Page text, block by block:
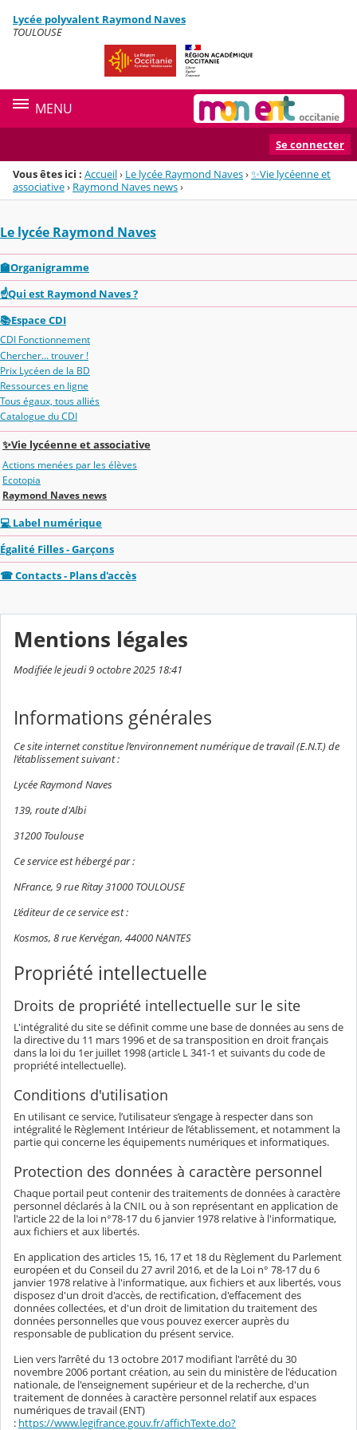
Menu de la rubrique
Contenu
Lycée polyvalent Raymond Naves
TOULOUSE
MENU
Se connecter
Vous êtes ici : Accueil› Le lycée Raymond Naves›✨Vie lycéenne et
associative› Raymond Naves news›
Le lycée Raymond Naves
🏫Organigramme
☝️Qui est Raymond Naves ?
📚Espace CDI
CDI Fonctionnement
Chercher... trouver !
Prix Lycéen de la BD
Ressources en ligne
Tous égaux, tous alliés
Catalogue du CDI
✨Vie lycéenne et associative
Actions menées par les élèves
Ecotopia
Raymond Naves news
💻 Label numérique
Égalité Filles - Garçons
☎ Contacts - Plans d'accès
Mentions légales
Modifiée le jeudi 9 octobre 2025 18:41
Informations générales
Ce site internet constitue l’environnement numérique de travail (E.N.T.) de
l’établissement suivant :
Lycée Raymond Naves
139, route d'Albi
31200 Toulouse
Ce service est hébergé par :
NFrance, 9 rue Ritay 31000 TOULOUSE
L’éditeur de ce service est :
Kosmos, 8 rue Kervégan, 44000 NANTES
Propriété intellectuelle
Droits de propriété intellectuelle sur le site
L'intégralité du site se définit comme une base de données au sens de
la directive du 11 mars 1996 et de sa transposition en droit français
dans la loi du 1er juillet 1998 (article L 341-1 et suivants du code de
propriété intellectuelle).
Conditions d'utilisation
En utilisant ce service, l’utilisateur s’engage à respecter dans son
intégralité le Règlement Intérieur de l’établissement, et notamment la
partie qui concerne les équipements numériques et informatiques.
Protection des données à caractère personnel
Chaque portail peut contenir des traitements de données à caractère
personnel déclarés à la CNIL ou à son représentant en application de
l'article 22 de la loi n°78-17 du 6 janvier 1978 relative à l'informatique,
aux fichiers et aux libertés.
En application des articles 15, 16, 17 et 18 du Règlement du Parlement
européen et du Conseil du 27 avril 2016, et de la Loi n° 78-17 du 6
janvier 1978 relative à l'informatique, aux fichiers et aux libertés, vous
disposez d'un droit d'accès, de rectification, d'effacement des
données collectées, et d'un droit de limitation du traitement des
données personnelles que vous pouvez exercer auprès du
responsable de publication du présent service.
Lien vers l’arrêté du 13 octobre 2017 modifiant l'arrêté du 30
novembre 2006 portant création, au sein du ministère de l'éducation
nationale, de l'enseignement supérieur et de la recherche, d'un
traitement de données à caractère personnel relatif aux espaces
numériques de travail (ENT)
: https://www.legifrance.gouv.fr/affichTexte.do?